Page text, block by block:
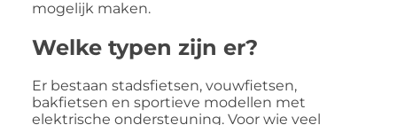
mogelijk maken.
Welke typen zijn er?
Er bestaan stadsfietsen, vouwfietsen,
bakfietsen en sportieve modellen met
elektrische ondersteuning. Voor wie veel